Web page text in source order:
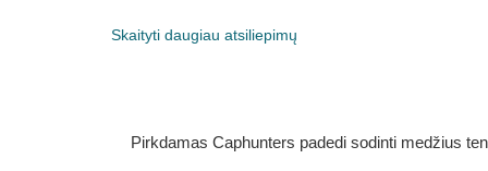
Skaityti daugiau atsiliepimų
Pirkdamas Caphunters padedi sodinti medžius